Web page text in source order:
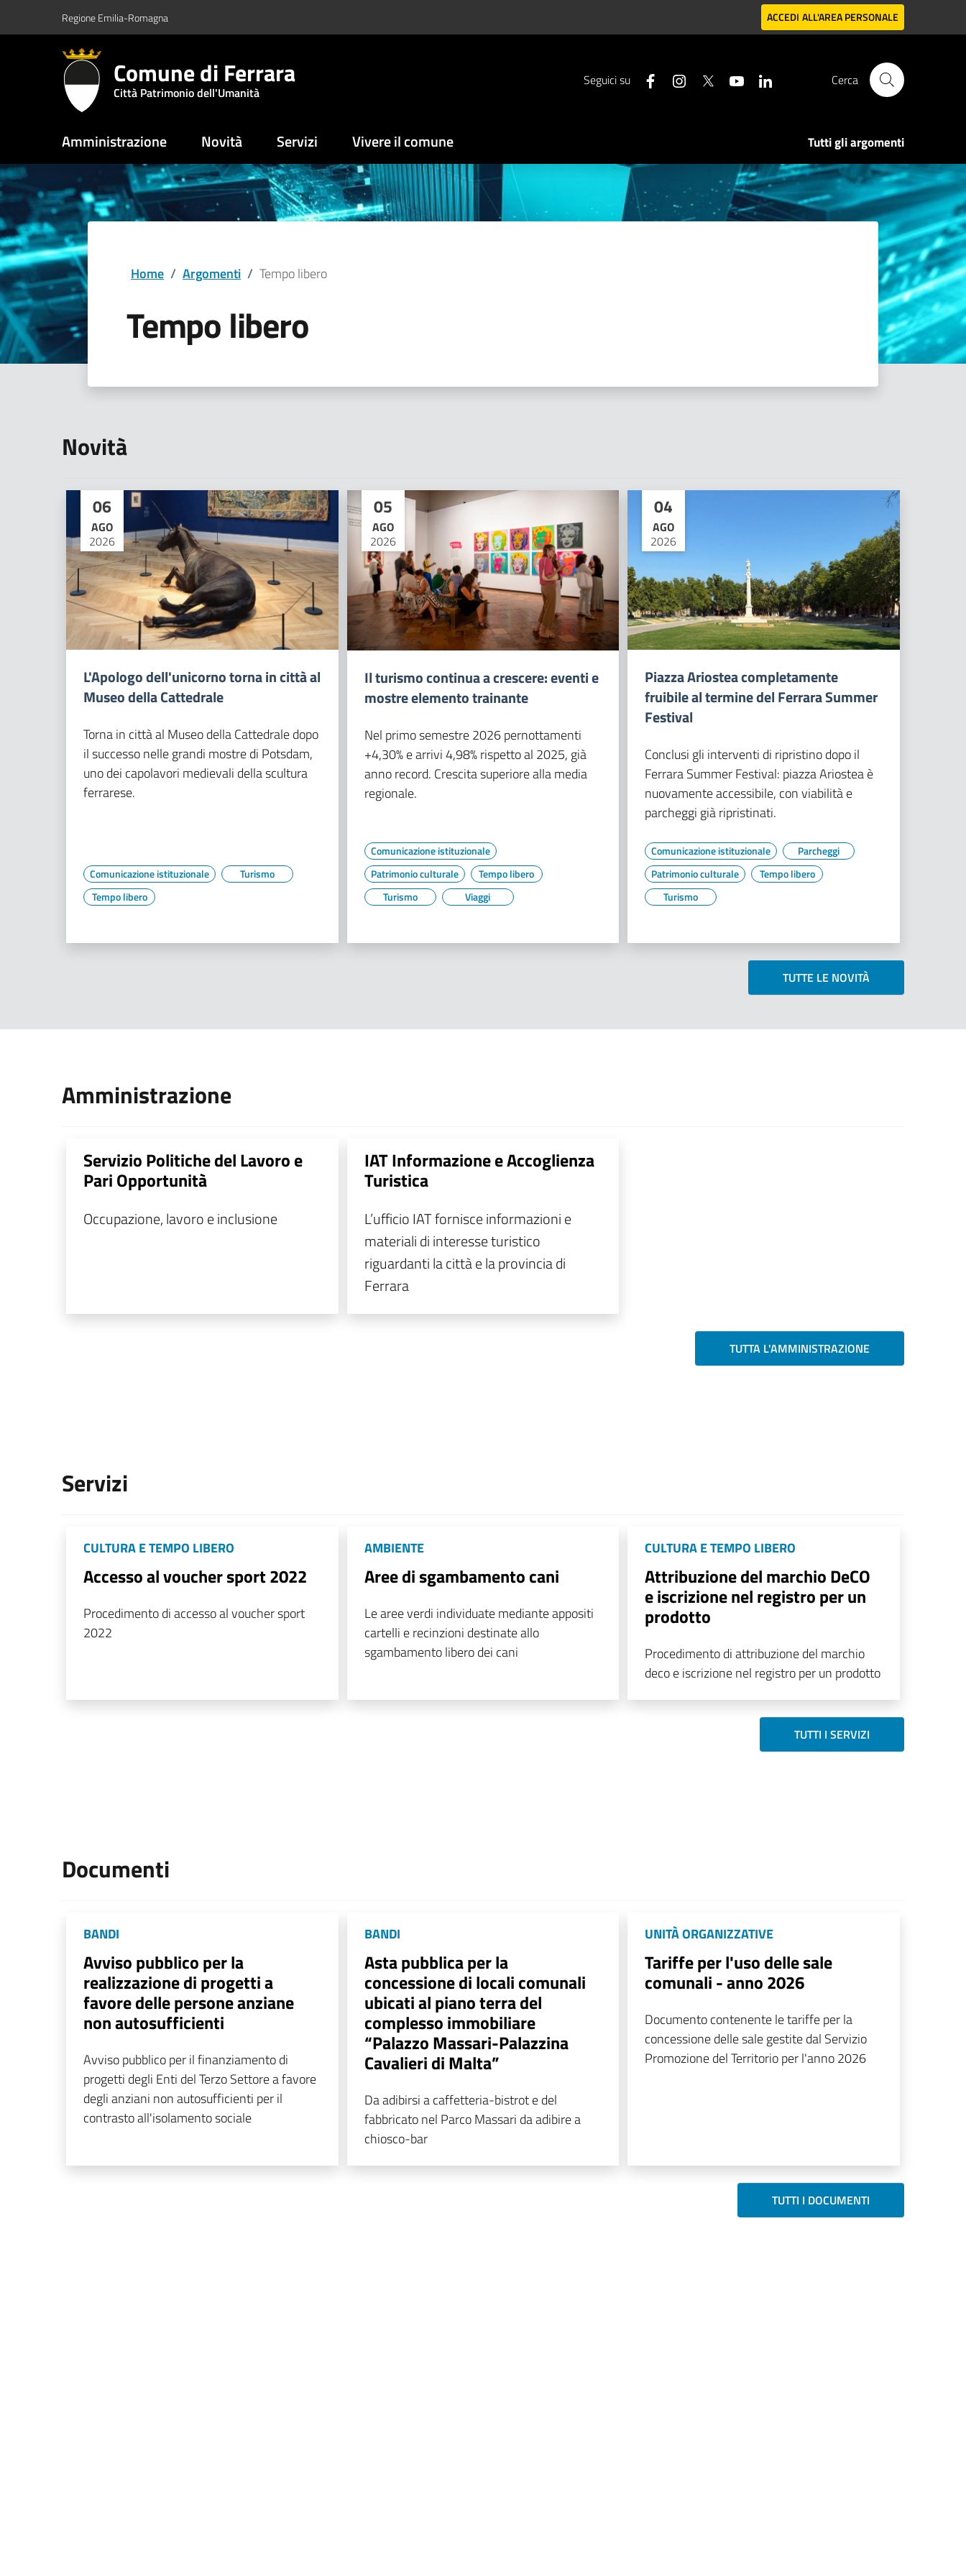
Vai al contenuto principale
Vai al footerRegione Emilia-Romagna ACCEDI ALL'AREA PERSONALE
Comune di Ferrara
Città Patrimonio dell'Umanità
Seguici su Cerca
Amministrazione Novità Servizi Vivere il comune Tutti gli argomenti
Home / Argomenti / Tempo libero
Tempo libero
Novità
06
AGO
2026
L'Apologo dell'unicorno torna in città al
Museo della Cattedrale
Torna in città al Museo della Cattedrale dopo
il successo nelle grandi mostre di Potsdam,
uno dei capolavori medievali della scultura
ferrarese.
Comunicazione istituzionale
Turismo
Tempo libero
05
AGO
2026
Il turismo continua a crescere: eventi e
mostre elemento trainante
Nel primo semestre 2026 pernottamenti
+4,30% e arrivi 4,98% rispetto al 2025, già
anno record. Crescita superiore alla media
regionale.
Comunicazione istituzionale
Patrimonio culturale
Tempo libero
Turismo
Viaggi
04
AGO
2026
Piazza Ariostea completamente
fruibile al termine del Ferrara Summer
Festival
Conclusi gli interventi di ripristino dopo il
Ferrara Summer Festival: piazza Ariostea è
nuovamente accessibile, con viabilità e
parcheggi già ripristinati.
Comunicazione istituzionale
Parcheggi
Patrimonio culturale
Tempo libero
Turismo
TUTTE LE NOVITÀ
Amministrazione
Servizio Politiche del Lavoro e
Pari Opportunità
Occupazione, lavoro e inclusione
IAT Informazione e Accoglienza
Turistica
L’ufficio IAT fornisce informazioni e
materiali di interesse turistico
riguardanti la città e la provincia di
Ferrara
TUTTA L'AMMINISTRAZIONE
Servizi
CULTURA E TEMPO LIBERO
Accesso al voucher sport 2022
Procedimento di accesso al voucher sport
2022
AMBIENTE
Aree di sgambamento cani
Le aree verdi individuate mediante appositi
cartelli e recinzioni destinate allo
sgambamento libero dei cani
CULTURA E TEMPO LIBERO
Attribuzione del marchio DeCO
e iscrizione nel registro per un
prodotto
Procedimento di attribuzione del marchio
deco e iscrizione nel registro per un prodotto
TUTTI I SERVIZI
Documenti
BANDI
Avviso pubblico per la
realizzazione di progetti a
favore delle persone anziane
non autosufficienti
Avviso pubblico per il finanziamento di
progetti degli Enti del Terzo Settore a favore
degli anziani non autosufficienti per il
contrasto all'isolamento sociale
BANDI
Asta pubblica per la
concessione di locali comunali
ubicati al piano terra del
complesso immobiliare
“Palazzo Massari-Palazzina
Cavalieri di Malta”
Da adibirsi a caffetteria-bistrot e del
fabbricato nel Parco Massari da adibire a
chiosco-bar
UNITÀ ORGANIZZATIVE
Tariffe per l'uso delle sale
comunali - anno 2026
Documento contenente le tariffe per la
concessione delle sale gestite dal Servizio
Promozione del Territorio per l'anno 2026
TUTTI I DOCUMENTI